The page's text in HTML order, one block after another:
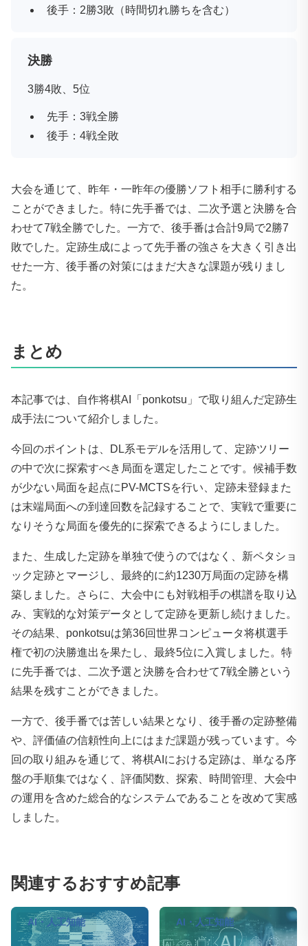
後手：2勝3敗（時間切れ勝ちを含む）
決勝
3勝4敗、5位
先手：3戦全勝
後手：4戦全敗
大会を通じて、昨年・一昨年の優勝ソフト相手に勝利する
ことができました。特に先手番では、二次予選と決勝を合
わせて7戦全勝でした。一方で、後手番は合計9局で2勝7
敗でした。定跡生成によって先手番の強さを大きく引き出
せた一方、後手番の対策にはまだ大きな課題が残りまし
た。
まとめ
本記事では、自作将棋AI「ponkotsu」で取り組んだ定跡生
成手法について紹介しました。
今回のポイントは、DL系モデルを活用して、定跡ツリー
の中で次に探索すべき局面を選定したことです。候補手数
が少ない局面を起点にPV-MCTSを行い、定跡未登録また
は末端局面への到達回数を記録することで、実戦で重要に
なりそうな局面を優先的に探索できるようにしました。
また、生成した定跡を単独で使うのではなく、新ペタショ
ック定跡とマージし、最終的に約1230万局面の定跡を構
築しました。さらに、大会中にも対戦相手の棋譜を取り込
み、実戦的な対策データとして定跡を更新し続けました。
その結果、ponkotsuは第36回世界コンピュータ将棋選手
権で初の決勝進出を果たし、最終5位に入賞しました。特
に先手番では、二次予選と決勝を合わせて7戦全勝という
結果を残すことができました。
一方で、後手番では苦しい結果となり、後手番の定跡整備
や、評価値の信頼性向上にはまだ課題が残っています。今
回の取り組みを通じて、将棋AIにおける定跡は、単なる序
盤の手順集ではなく、評価関数、探索、時間管理、大会中
の運用を含めた総合的なシステムであることを改めて実感
しました。
関連するおすすめ記事
AI・人工知能 AI・人工知能